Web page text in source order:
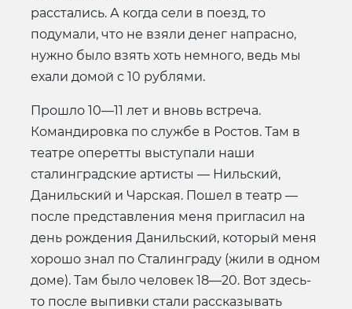
расстались. А когда сели в поезд, то
подумали, что не взяли денег напрасно,
нужно было взять хоть немного, ведь мы
ехали домой с 10 рублями.
Прошло 10—11 лет и вновь встреча.
Командировка по службе в Ростов. Там в
театре оперетты выступали наши
сталинградские артисты — Нильский,
Данильский и Чарская. Пошел в театр —
после представления меня пригласил на
день рождения Данильский, который меня
хорошо знал по Сталинграду (жили в одном
доме). Там было человек 18—20. Вот здесь-
то после выпивки стали рассказывать